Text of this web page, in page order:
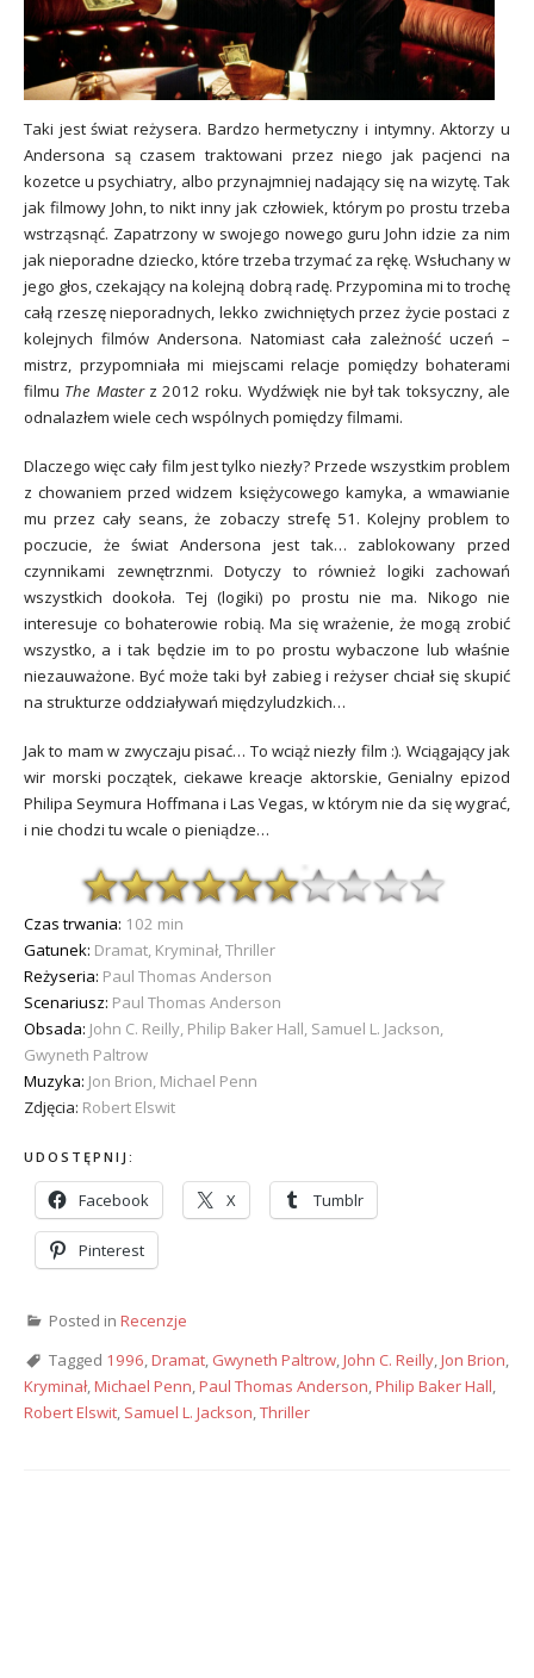
Taki jest świat reżysera. Bardzo hermetyczny i intymny. Aktorzy u
Andersona są czasem traktowani przez niego jak pacjenci na
kozetce u psychiatry, albo przynajmniej nadający się na wizytę. Tak
jak filmowy John, to nikt inny jak człowiek, którym po prostu trzeba
wstrząsnąć. Zapatrzony w swojego nowego guru John idzie za nim
jak nieporadne dziecko, które trzeba trzymać za rękę. Wsłuchany w
jego głos, czekający na kolejną dobrą radę. Przypomina mi to trochę
całą rzeszę nieporadnych, lekko zwichniętych przez życie postaci z
kolejnych filmów Andersona. Natomiast cała zależność uczeń –
mistrz, przypomniała mi miejscami relacje pomiędzy bohaterami
filmu The Masterz 2012 roku. Wydźwięk nie był tak toksyczny, ale
odnalazłem wiele cech wspólnych pomiędzy filmami.
Dlaczego więc cały film jest tylko niezły? Przede wszystkim problem
z chowaniem przed widzem księżycowego kamyka, a wmawianie
mu przez cały seans, że zobaczy strefę 51. Kolejny problem to
poczucie, że świat Andersona jest tak… zablokowany przed
czynnikami zewnętrznmi. Dotyczy to również logiki zachowań
wszystkich dookoła. Tej (logiki) po prostu nie ma. Nikogo nie
interesuje co bohaterowie robią. Ma się wrażenie, że mogą zrobić
wszystko, a i tak będzie im to po prostu wybaczone lub właśnie
niezauważone. Być może taki był zabieg i reżyser chciał się skupić
na strukturze oddziaływań międzyludzkich…
Jak to mam w zwyczaju pisać… To wciąż niezły film :). Wciągający jak
wir morski początek, ciekawe kreacje aktorskie, Genialny epizod
Philipa Seymura Hoffmana i Las Vegas, w którym nie da się wygrać,
i nie chodzi tu wcale o pieniądze…
Czas trwania: 102 min
Gatunek: Dramat, Kryminał, Thriller
Reżyseria: Paul Thomas Anderson
Scenariusz: Paul Thomas Anderson
Obsada: John C. Reilly, Philip Baker Hall, Samuel L. Jackson,
Gwyneth Paltrow
Muzyka: Jon Brion, Michael Penn
Zdjęcia: Robert Elswit
UDOSTĘPNIJ:
Facebook X Tumblr
Pinterest
Posted in Recenzje
Tagged 1996,Dramat, Gwyneth Paltrow,John C. Reilly,Jon Brion,
Kryminał,Michael Penn,Paul Thomas Anderson,Philip Baker Hall,
Robert Elswit, Samuel L. Jackson,Thriller